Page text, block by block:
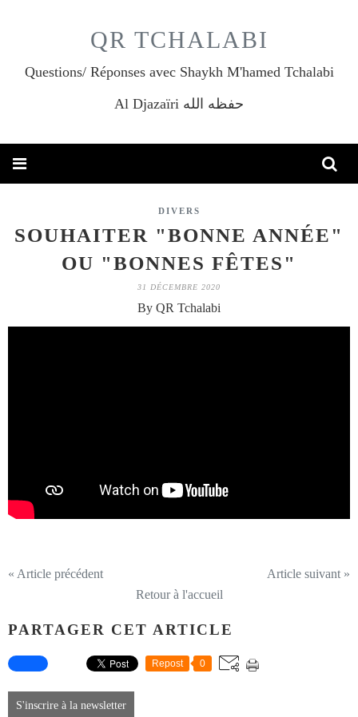
QR TCHALABI
Questions/ Réponses avec Shaykh M'hamed Tchalabi
Al Djazaïri حفظه الله
DIVERS
SOUHAITER "BONNE ANNÉE"
OU "BONNES FÊTES"
31 DÉCEMBRE 2020
By QR Tchalabi
« Article précédent
Article suivant »
Retour à l'accueil
PARTAGER CET ARTICLE
Repost 0
S'inscrire à la newsletter